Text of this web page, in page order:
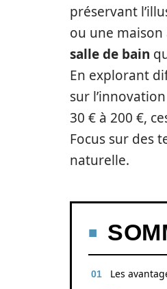
préservant
ou une
salle de bain
En explorant
sur
30 € à 200 €,
Focus sur des
naturelle.
Les